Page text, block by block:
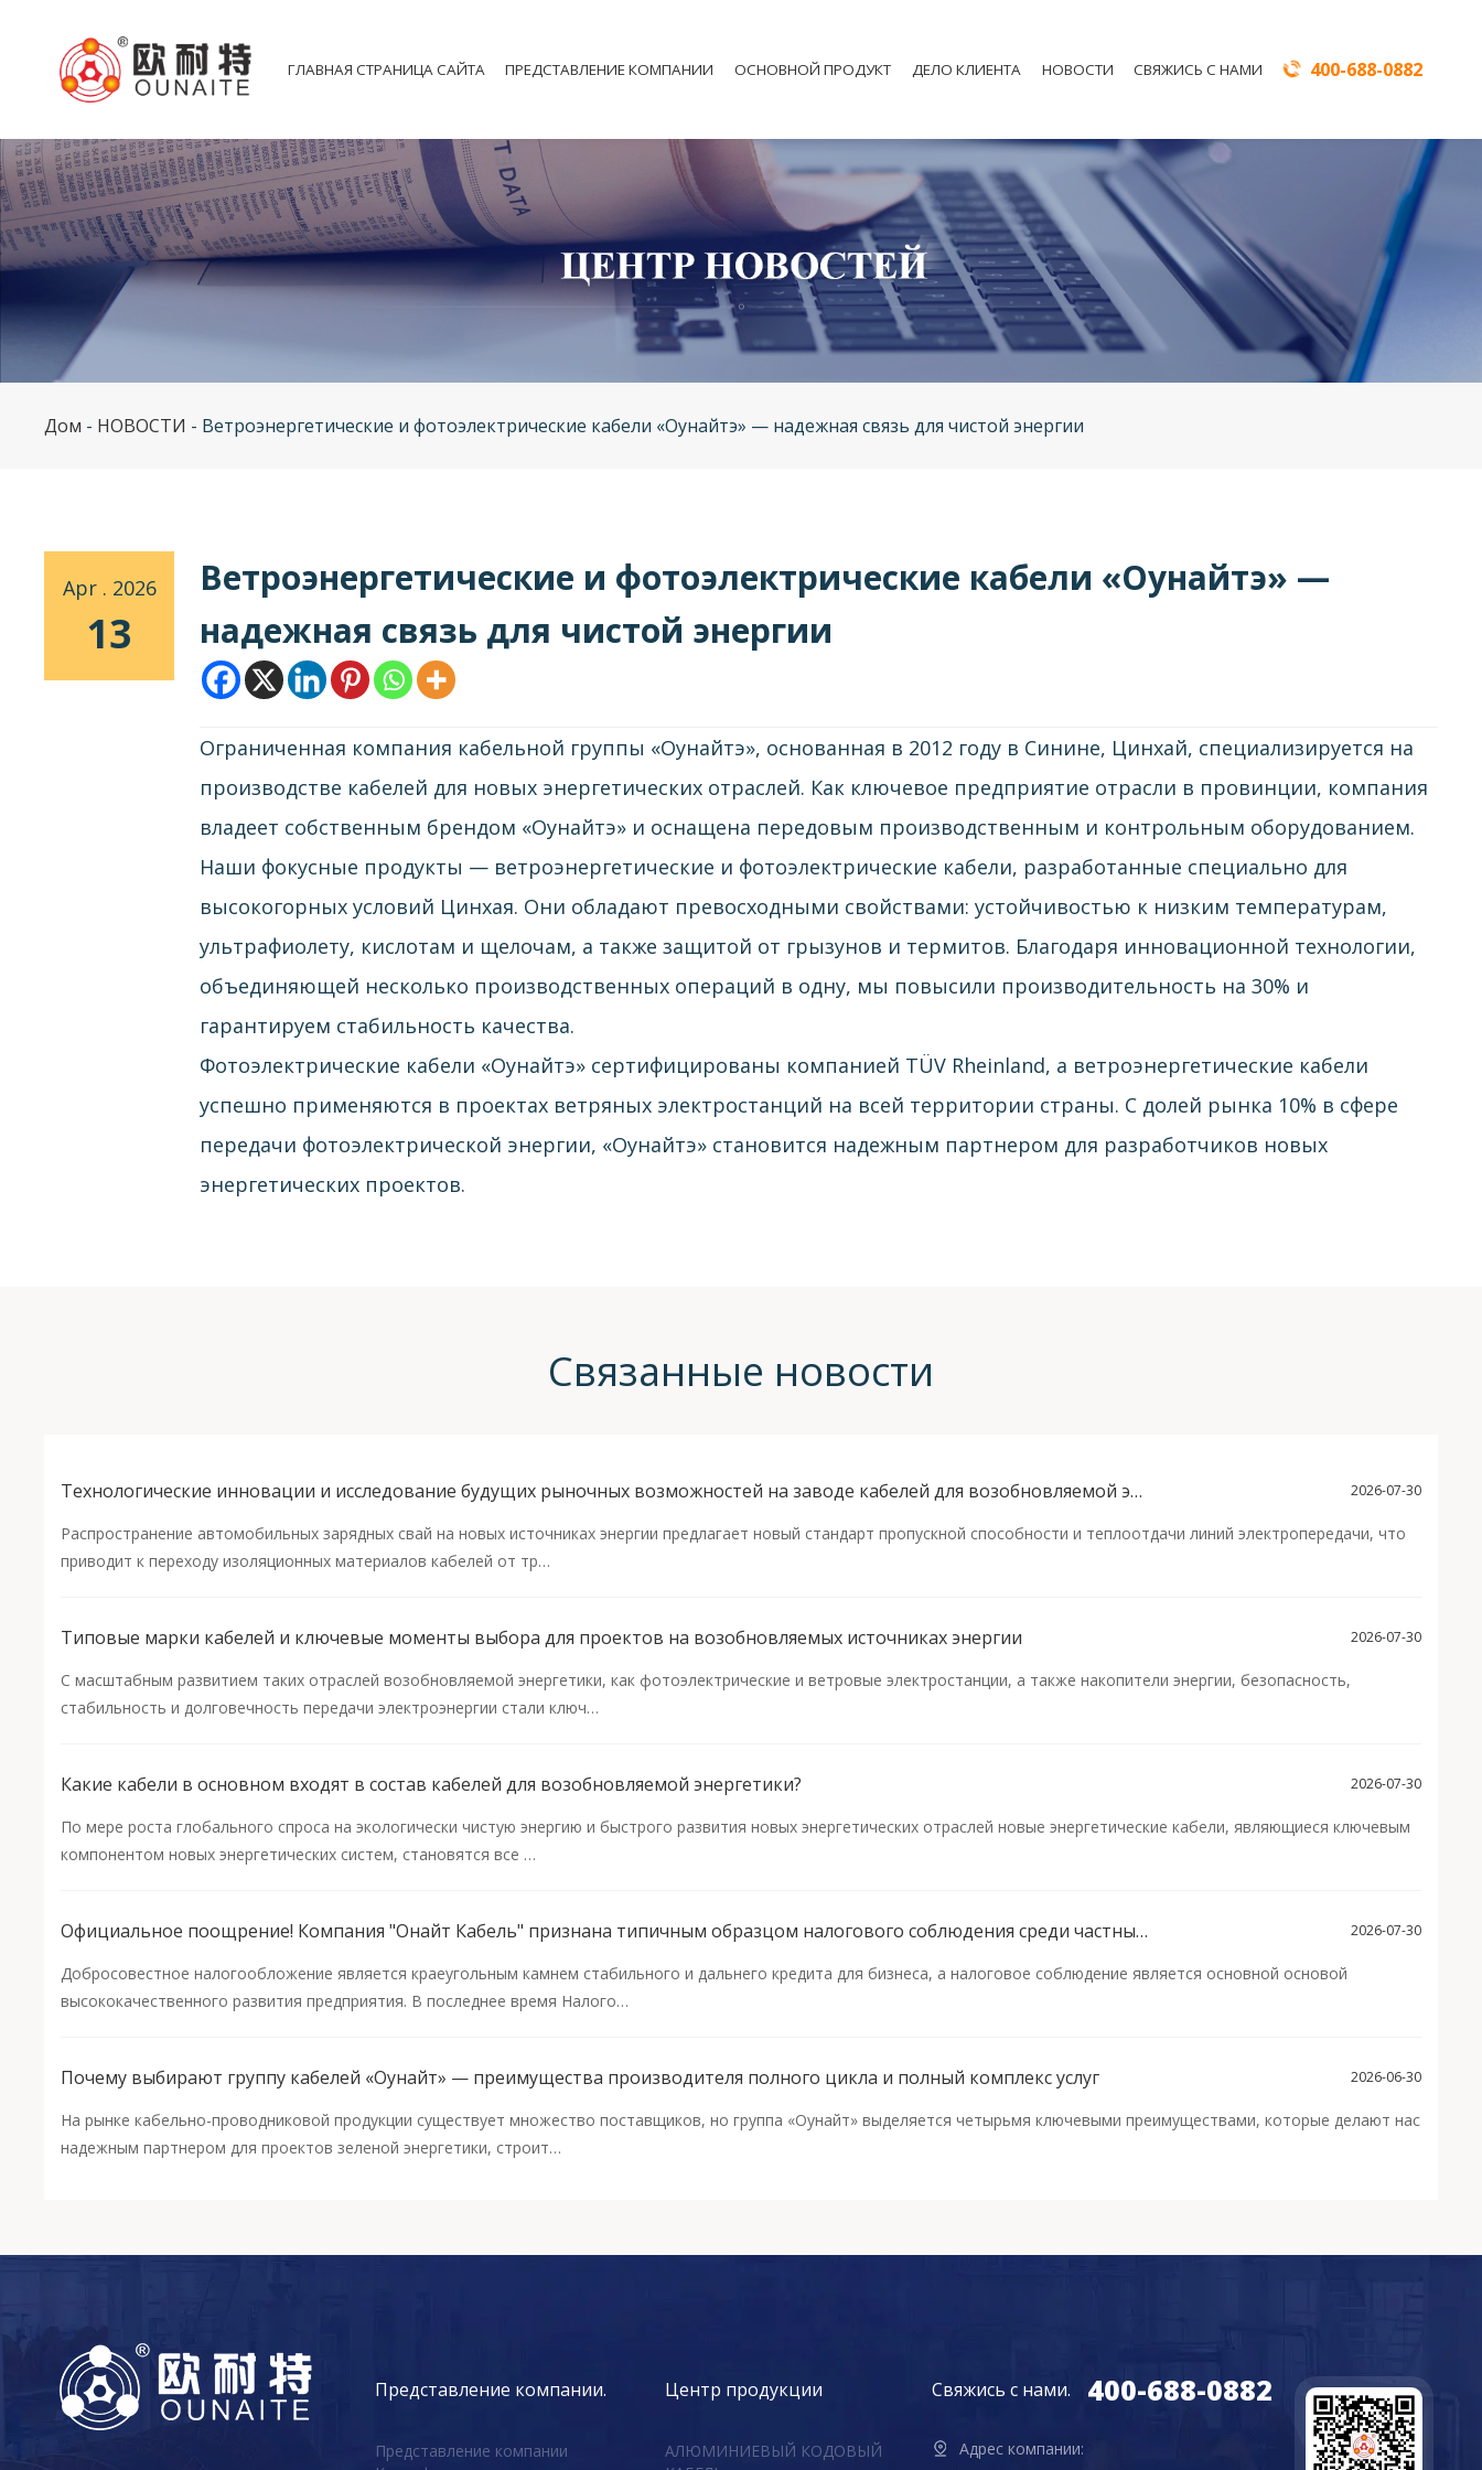
ГЛАВНАЯ СТРАНИЦА САЙТА ПРЕДСТАВЛЕНИЕ КОМПАНИИ ОСНОВНОЙ ПРОДУКТ ДЕЛО КЛИЕНТА НОВОСТИ СВЯЖИСЬ С НАМИ 400-688-0882
Дом - НОВОСТИ - Ветроэнергетические и фотоэлектрические кабели «Оунайтэ» — надежная связь для чистой энергии
Apr . 2026
13
Ветроэнергетические и фотоэлектрические кабели «Оунайтэ» —
надежная связь для чистой энергии
Ограниченная компания кабельной группы «Оунайтэ», основанная в 2012 году в Синине, Цинхай, специализируется на
производстве кабелей для новых энергетических отраслей. Как ключевое предприятие отрасли в провинции, компания
владеет собственным брендом «Оунайтэ» и оснащена передовым производственным и контрольным оборудованием.
Наши фокусные продукты — ветроэнергетические и фотоэлектрические кабели, разработанные специально для
высокогорных условий Цинхая. Они обладают превосходными свойствами: устойчивостью к низким температурам,
ультрафиолету, кислотам и щелочам, а также защитой от грызунов и термитов. Благодаря инновационной технологии,
объединяющей несколько производственных операций в одну, мы повысили производительность на 30% и
гарантируем стабильность качества.
Фотоэлектрические кабели «Оунайтэ» сертифицированы компанией TÜV Rheinland, а ветроэнергетические кабели
успешно применяются в проектах ветряных электростанций на всей территории страны. С долей рынка 10% в сфере
передачи фотоэлектрической энергии, «Оунайтэ» становится надежным партнером для разработчиков новых
энергетических проектов.
Связанные новости
Технологические инновации и исследование будущих рыночных возможностей на заводе кабелей для возобновляемой энергетики 2026-07-30
Распространение автомобильных зарядных свай на новых источниках энергии предлагает новый стандарт пропускной способности и теплоотдачи линий электропередачи, что
приводит к переходу изоляционных материалов кабелей от тр…
Типовые марки кабелей и ключевые моменты выбора для проектов на возобновляемых источниках энергии 2026-07-30
С масштабным развитием таких отраслей возобновляемой энергетики, как фотоэлектрические и ветровые электростанции, а также накопители энергии, безопасность,
стабильность и долговечность передачи электроэнергии стали ключ…
Какие кабели в основном входят в состав кабелей для возобновляемой энергетики? 2026-07-30
По мере роста глобального спроса на экологически чистую энергию и быстрого развития новых энергетических отраслей новые энергетические кабели, являющиеся ключевым
компонентом новых энергетических систем, становятся все …
Официальное поощрение! Компания "Онайт Кабель" признана типичным образцом налогового соблюдения среди частных предприятий провинции Цинхай 2026-07-30
Добросовестное налогообложение является краеугольным камнем стабильного и дальнего кредита для бизнеса, а налоговое соблюдение является основной основой
высококачественного развития предприятия. В последнее время Налого…
Почему выбирают группу кабелей «Оунайт» — преимущества производителя полного цикла и полный комплекс услуг 2026-06-30
На рынке кабельно-проводниковой продукции существует множество поставщиков, но группа «Оунайт» выделяется четырьмя ключевыми преимуществами, которые делают нас
надежным партнером для проектов зеленой энергетики, строит…
Представление компании.
Представление компании
Центр продукции
АЛЮМИНИЕВЫЙ КОДОВЫЙ
Свяжись с нами. 400-688-0882
Адрес компании: